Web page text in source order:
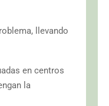
llevando
en centros
la